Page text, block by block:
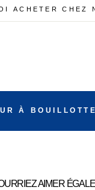
ACHETER CHEZ
À
AIMER